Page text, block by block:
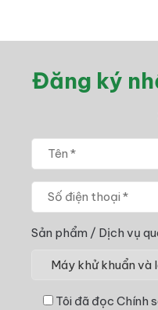
Đăng ký
Sản phẩm / Dịch vụ
Tôi đã đọc Chính